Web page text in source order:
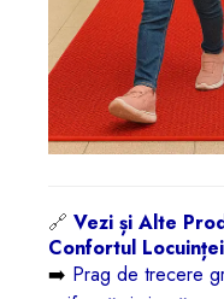
🔗 Vezi și Alte
Confortul
➡️ Prag de trecere